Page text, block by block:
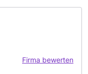
Firma bewerten